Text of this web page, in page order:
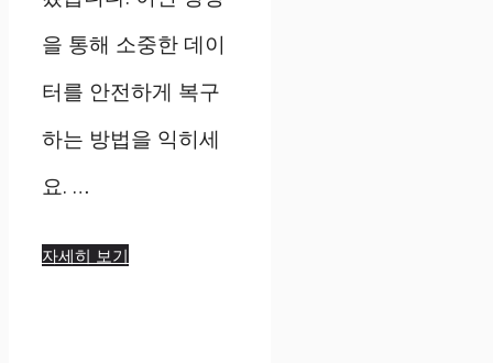
을 통해 소중한 데이
터를 안전하게 복구
하는 방법을 익히세
요. …
자세히 보기